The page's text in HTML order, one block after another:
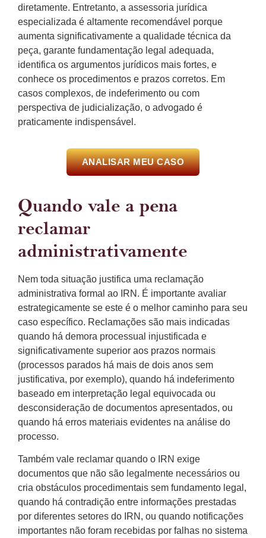
diretamente. Entretanto, a assessoria jurídica
especializada é altamente recomendável porque
aumenta significativamente a qualidade técnica da
peça, garante fundamentação legal adequada,
identifica os argumentos jurídicos mais fortes, e
conhece os procedimentos e prazos corretos. Em
casos complexos, de indeferimento ou com
perspectiva de judicialização, o advogado é
praticamente indispensável.
ANALISAR MEU CASO
Quando vale a pena
reclamar
administrativamente
Nem toda situação justifica uma reclamação
administrativa formal ao IRN. É importante avaliar
estrategicamente se este é o melhor caminho para seu
caso específico. Reclamações são mais indicadas
quando há demora processual injustificada e
significativamente superior aos prazos normais
(processos parados há mais de dois anos sem
justificativa, por exemplo), quando há indeferimento
baseado em interpretação legal equivocada ou
desconsideração de documentos apresentados, ou
quando há erros materiais evidentes na análise do
processo.
Também vale reclamar quando o IRN exige
documentos que não são legalmente necessários ou
cria obstáculos procedimentais sem fundamento legal,
quando há contradição entre informações prestadas
por diferentes setores do IRN, ou quando notificações
importantes não foram recebidas por falhas no sistema